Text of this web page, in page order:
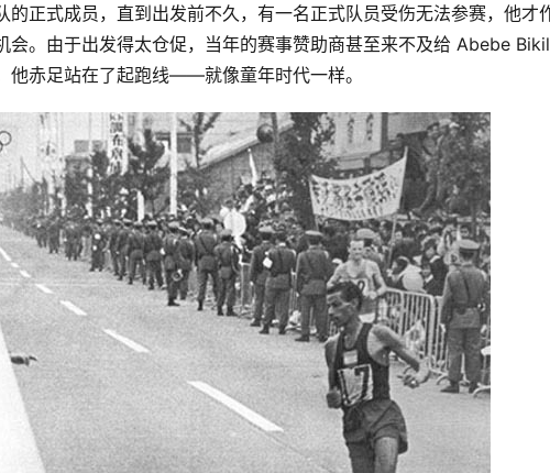
正式成员，直到出发前不久，有一名正式队员受伤无法参赛，他才
会。由于出发得太仓促，当年的赛事赞助商甚至来不及给 Abebe
他赤足站在了起跑线——就像童年时代一样。